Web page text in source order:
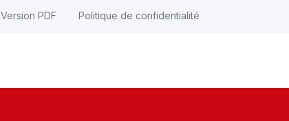
Version PDF Politique de confidentialité